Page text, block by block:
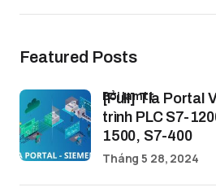
Featured Posts
[Full] Tia Portal
trình PLC S7-
1500, S7-400
bởi lamtt
Tháng 5 28, 2024